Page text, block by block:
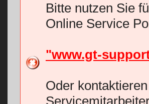
Bitte nutzen Sie
Online Service
"www.gt-
Oder